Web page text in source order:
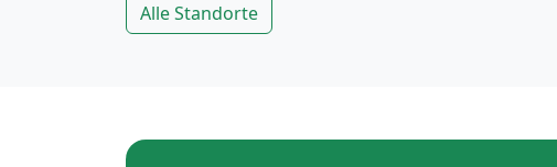
Alle Standorte